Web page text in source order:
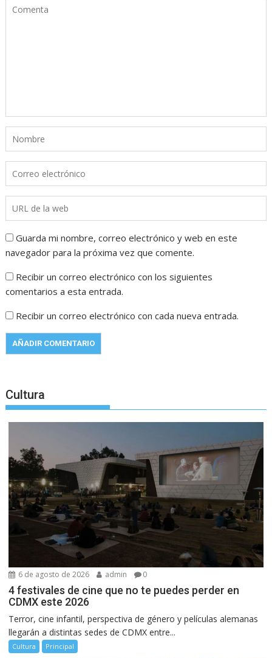
Guarda mi nombre, correo electrónico y web en este
navegador para la próxima vez que comente.
Recibir un correo electrónico con los siguientes
comentarios a esta entrada.
Recibir un correo electrónico con cada nueva entrada.
Cultura
6 de agosto de 2026 admin 0
4 festivales de cine que no te puedes perder en
CDMX este 2026
Terror, cine infantil, perspectiva de género y películas alemanas
llegarán a distintas sedes de CDMX entre...
Cultura Principal